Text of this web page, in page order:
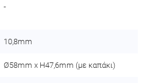
-
10,8mm
Ø58mm x H47,6mm (με καπάκι)